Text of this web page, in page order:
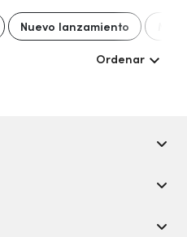
Nuevo lanzamiento
Ordenar